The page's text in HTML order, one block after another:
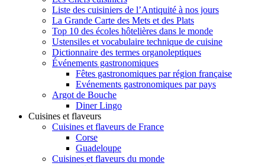
Liste des cuisiniers de l’Antiquité à nos jours
La Grande Carte des Mets et des Plats
Top 10 des écoles hôtelières dans le monde
Ustensiles et vocabulaire technique de cuisine
Dictionnaire des termes organoleptiques
Événements gastronomiques
Fêtes gastronomiques par région française
Evénements gastronomiques par pays
Argot de Bouche
Diner Lingo
Cuisines et flaveurs
Cuisines et flaveurs de France
Corse
Guadeloupe
Cuisines et flaveurs du monde